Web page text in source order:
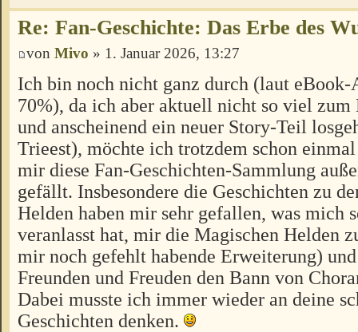
Re: Fan-Geschichte: Das Erbe des
von Mivo » 1. Januar 2026, 13:27
Ich bin noch nicht ganz durch (laut eBook-
70%), da ich aber aktuell nicht so viel zum
und anscheinend ein neuer Story-Teil
Trieest), möchte ich trotzdem schon
mir diese Fan-Geschichten-Sammlung
gefällt. Insbesondere die Geschichten zu
Helden haben mir sehr gefallen, was mich
veranlasst hat, mir die Magischen Helden
mir noch gefehlt habende Erweiterung)
Freunden und Freuden den Bann von
Dabei musste ich immer wieder an deine
Geschichten denken.